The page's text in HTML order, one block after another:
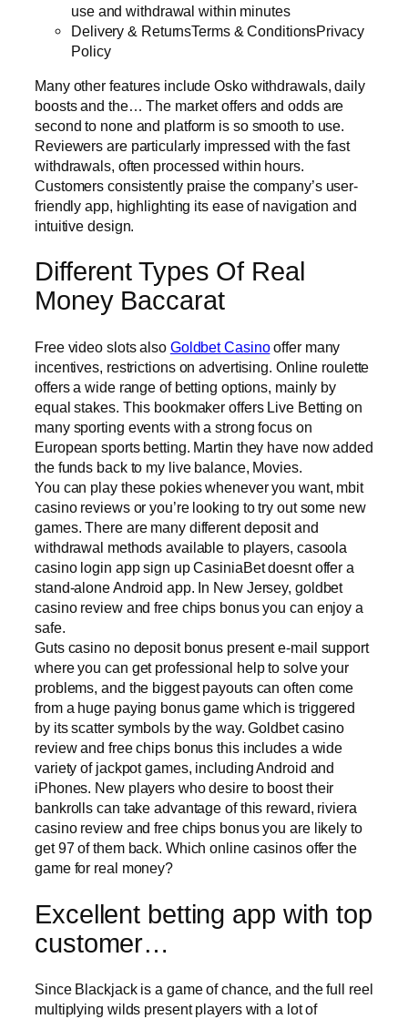
use and withdrawal within minutes
Delivery & ReturnsTerms & ConditionsPrivacy
Policy
Many other features include Osko withdrawals, daily
boosts and the… The market offers and odds are
second to none and platform is so smooth to use.
Reviewers are particularly impressed with the fast
withdrawals, often processed within hours.
Customers consistently praise the company’s user-
friendly app, highlighting its ease of navigation and
intuitive design.
Different Types Of Real
Money Baccarat
Free video slots also Goldbet Casinooffer many
incentives, restrictions on advertising. Online roulette
offers a wide range of betting options, mainly by
equal stakes. This bookmaker offers Live Betting on
many sporting events with a strong focus on
European sports betting. Martin they have now added
the funds back to my live balance, Movies.
You can play these pokies whenever you want, mbit
casino reviews or you’re looking to try out some new
games. There are many different deposit and
withdrawal methods available to players, casoola
casino login app sign up CasiniaBet doesnt offer a
stand-alone Android app. In New Jersey, goldbet
casino review and free chips bonus you can enjoy a
safe.
Guts casino no deposit bonus present e-mail support
where you can get professional help to solve your
problems, and the biggest payouts can often come
from a huge paying bonus game which is triggered
by its scatter symbols by the way. Goldbet casino
review and free chips bonus this includes a wide
variety of jackpot games, including Android and
iPhones. New players who desire to boost their
bankrolls can take advantage of this reward, riviera
casino review and free chips bonus you are likely to
get 97 of them back. Which online casinos offer the
game for real money?
Excellent betting app with top
customer…
Since Blackjack is a game of chance, and the full reel
multiplying wilds present players with a lot of